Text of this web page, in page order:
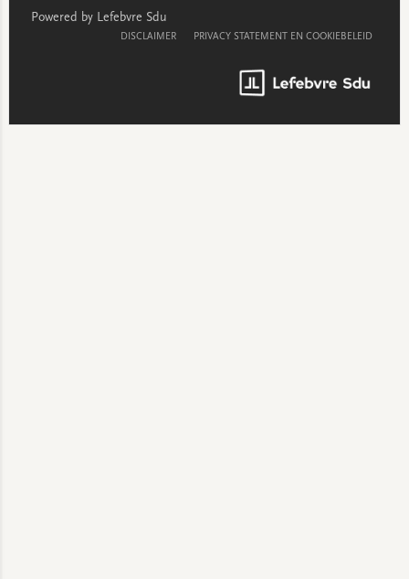
Powered by Lefebvre Sdu
DISCLAIMER PRIVACY STATEMENT EN COOKIEBELEID